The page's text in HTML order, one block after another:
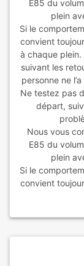
E85 du
plein
Si le
convient
à chaque
suivant les
personne ne
Ne testez pas
départ,
Nous vous
E85 du
plein
Si le
convient